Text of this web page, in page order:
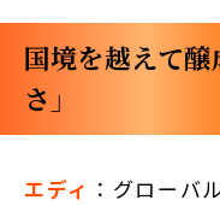
国境を越えて醸
さ」
エディ ：グローバ